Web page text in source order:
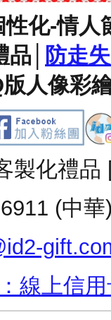
性化-情人
品
防走
版人像彩
製化禮
(中
線上信